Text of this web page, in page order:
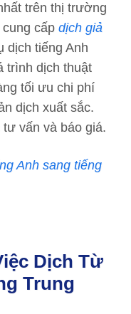
trên thị trường
cấp dịch giả
dịch tiếng Anh
trình dịch thuật
tối ưu chi phí
dịch xuất sắc.
vấn và báo giá.
Anh sang tiếng
Dịch Từ
Trung